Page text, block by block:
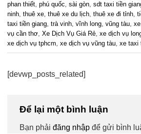
phan thiết, phú quốc, sài gòn, sdt taxi tiền
ninh, thuê xe, thuê xe du lịch, thuê xe đi tỉnh,
taxi tiền giang, trà vinh, vĩnh long, vũng tàu,
vụ cần thơ, Xe Dịch Vụ Giá Rẻ, xe dịch vụ
xe dịch vụ tphcm, xe dịch vụ vũng tàu, xe taxi
[devwp_posts_related]
Để lại một bình luận
Bạn phải đăng nhập để gửi bình